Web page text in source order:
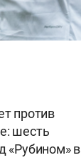
против
шесть
«Рубином» в